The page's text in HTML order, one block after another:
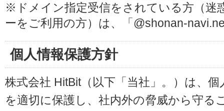
※ドメイン指定受信をされている方（迷
ーをご利用の方）は、「@shonan-
個人情報保護方針
株式会社 HitBit（以下「当社」。）は、
を適切に保護し、社内外の脅威から守る